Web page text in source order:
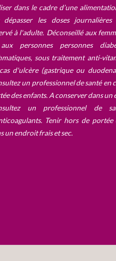
dans le cadre d’une
dépasser les doses journalières
à l'adulte. Déconseillé aux
personnes personnes
sous traitement anti-
d'ulcère (gastrique ou
un professionnel de santé en
des enfants. A conserver dans un
un professionnel de
Tenir hors de
un endroit frais et sec.